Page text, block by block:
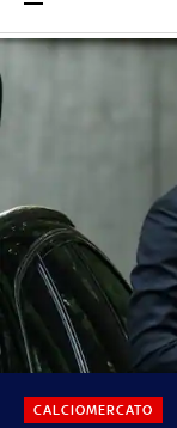
CALCIOMERCATO